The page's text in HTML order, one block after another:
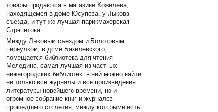
товары продаются в магазине Кожелева,
находящемся в доме Юсупова, у Лыкова
съезда, и тут же лучшая парикмахерская
Стрепетова.
Между Лыковым съездом и Болотовым
переулком, в доме Базилевского,
помещается библиотека для чтения
Меледина, самая лучшая из частных
нижегородских библиотек: в ней можно найти
не только все журналы и все произведения
литературы новейшего времени, но и
огромное собрание книг и журналов
прошедшего столетия, между которыми есть